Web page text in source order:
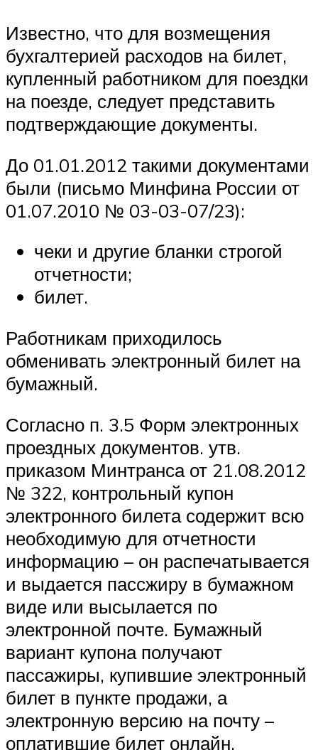
Известно, что для возмещения
бухгалтерией расходов на билет,
купленный работником для поездки
на поезде, следует представить
подтверждающие документы.
До 01.01.2012 такими документами
были (письмо Минфина России от
01.07.2010 № 03-03-07/23):
чеки и другие бланки строгой
отчетности;
билет.
Работникам приходилось
обменивать электронный билет на
бумажный.
Согласно п. 3.5 Форм электронных
проездных документов. утв.
приказом Минтранса от 21.08.2012
№ 322, контрольный купон
электронного билета содержит всю
необходимую для отчетности
информацию – он распечатывается
и выдается пассжиру в бумажном
виде или высылается по
электронной почте. Бумажный
вариант купона получают
пассажиры, купившие электронный
билет в пункте продажи, а
электронную версию на почту –
оплатившие билет онлайн.